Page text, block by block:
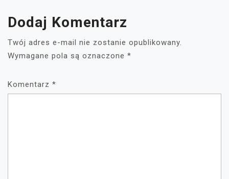
Dodaj Komentarz
Twój adres e-mail nie zostanie opublikowany.
Wymagane pola są oznaczone *
Komentarz *